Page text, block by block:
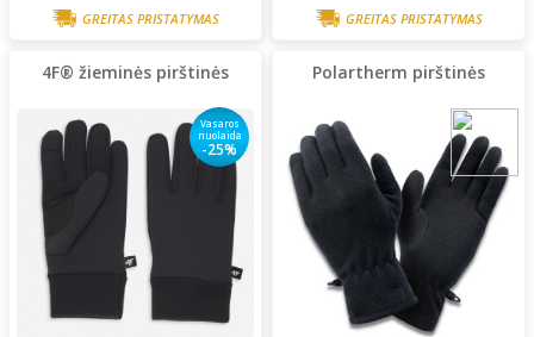
GREITAS PRISTATYMAS GREITAS PRISTATYMAS
4F® žieminės pirštinės
Vasaros
nuolaida
-25%
Polartherm pirštinės